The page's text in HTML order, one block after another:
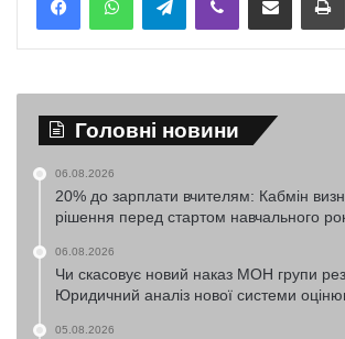
Головні новини
06.08.2026
20% до зарплати вчителям: Кабмін
рішення перед стартом навчального
06.08.2026
Чи скасовує новий наказ МОН групи
Юридичний аналіз нової системи
05.08.2026